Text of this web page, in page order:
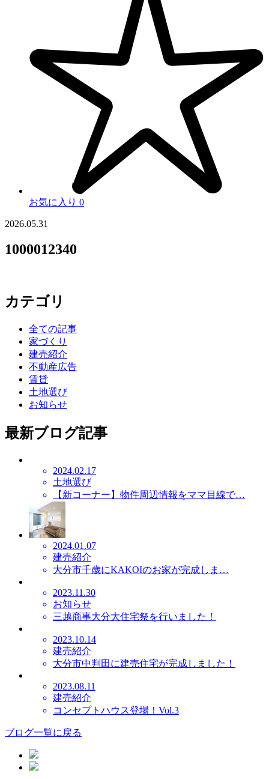
お気に入り 0
2026.05.31
1000012340
カテゴリ
全ての記事
家づくり
建売紹介
不動産広告
賃貸
土地選び
お知らせ
最新ブログ記事
2024.02.17
土地選び
【新コーナー】物件周辺情報をママ目線で…
2024.01.07
建売紹介
大分市千歳にKAKOIのお家が完成しま…
2023.11.30
お知らせ
三越商事大分大住宅祭を行いました！
2023.10.14
建売紹介
大分市中判田に建売住宅が完成しました！
2023.08.11
建売紹介
コンセプトハウス登場！Vol.3
ブログ一覧に戻る